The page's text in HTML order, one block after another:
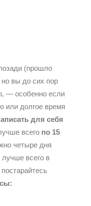
(прошло
вы до сих пор
— особенно если
или долгое время
для себя
всего по 15
четыре дня
всего в